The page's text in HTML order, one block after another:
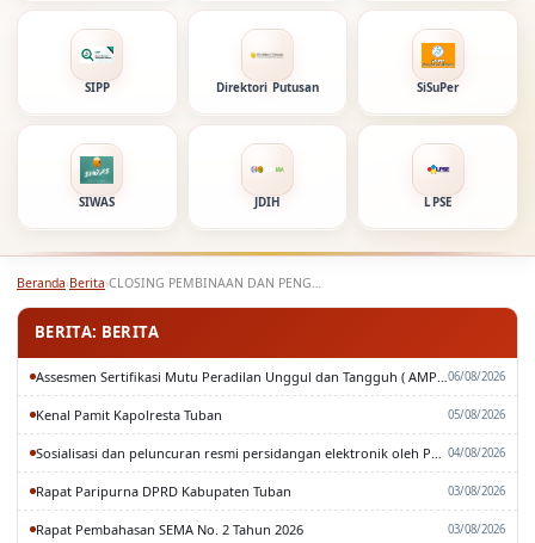
SIPP Direktori Putusan SiSuPer
SIWAS JDIH LPSE
Beranda›Berita› CLOSING PEMBINAAN DAN PENGAWASAN OLEH BAWAS MA RI
BERITA: BERITA
Kenal Pamit Kapolresta Tuban
Rapat Paripurna DPRD Kabupaten Tuban
Rapat Pembahasan SEMA No. 2 Tahun 2026